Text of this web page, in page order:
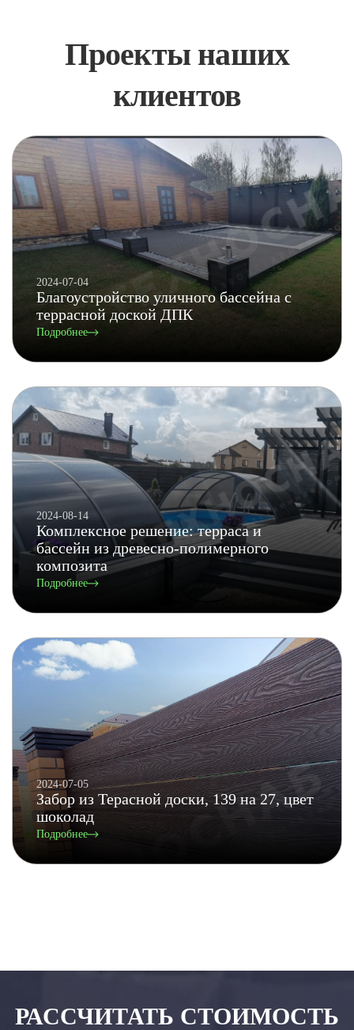
Проекты наших
клиентов
2024-07-04
Благоустройство уличного бассейна с
террасной доской ДПК
Подробнее
2024-08-14
Комплексное решение: терраса и
бассейн из древесно-полимерного
композита
Подробнее
2024-07-05
Забор из Терасной доски, 139 на 27, цвет
шоколад
Подробнее
РАССЧИТАТЬ СТОИМОСТЬ